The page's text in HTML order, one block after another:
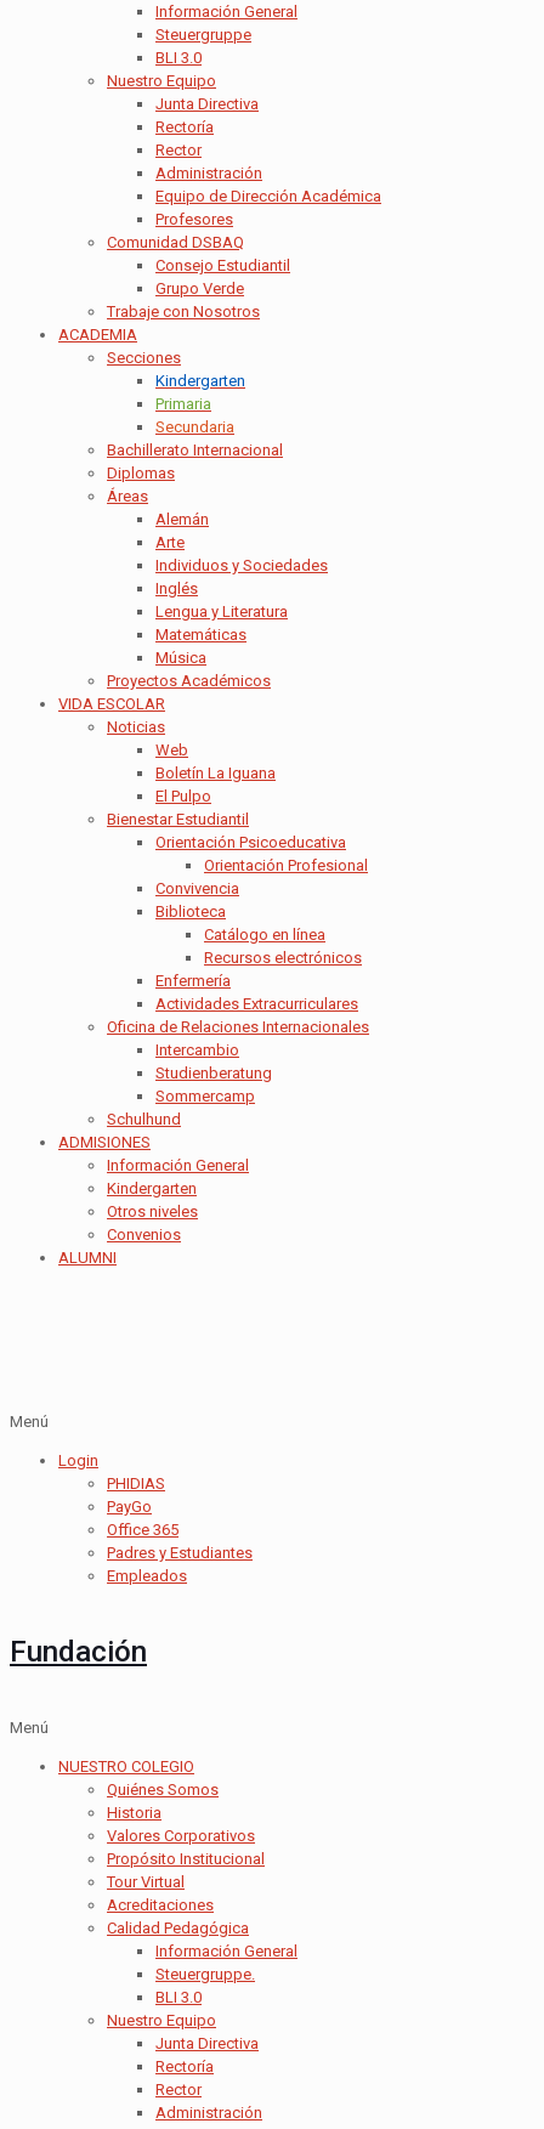
Información General
Steuergruppe
BLI 3.0
Nuestro Equipo
Junta Directiva
Rectoría
Rector
Administración
Equipo de Dirección Académica
Profesores
Comunidad DSBAQ
Consejo Estudiantil
Grupo Verde
Trabaje con Nosotros
ACADEMIA
Secciones
Kindergarten
Primaria
Secundaria
Bachillerato Internacional
Diplomas
Áreas
Alemán
Arte
Individuos y Sociedades
Inglés
Lengua y Literatura
Matemáticas
Música
Proyectos Académicos
VIDA ESCOLAR
Noticias
Web
Boletín La Iguana
El Pulpo
Bienestar Estudiantil
Orientación Psicoeducativa
Orientación Profesional
Convivencia
Biblioteca
Catálogo en línea
Recursos electrónicos
Enfermería
Actividades Extracurriculares
Oficina de Relaciones Internacionales
Intercambio
Studienberatung
Sommercamp
Schulhund
ADMISIONES
Información General
Kindergarten
Otros niveles
Convenios
ALUMNI
Menú
Login
PHIDIAS
PayGo
Office 365
Padres y Estudiantes
Empleados
Fundación
Menú
NUESTRO COLEGIO
Quiénes Somos
Historia
Valores Corporativos
Propósito Institucional
Tour Virtual
Acreditaciones
Calidad Pedagógica
Información General
Steuergruppe.
BLI 3.0
Nuestro Equipo
Junta Directiva
Rectoría
Rector
Administración